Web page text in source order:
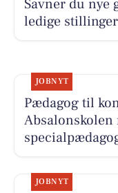
Savner du nye
ledige
JOBNYT
Pædagog til
Absalonskolen
JOBNYT